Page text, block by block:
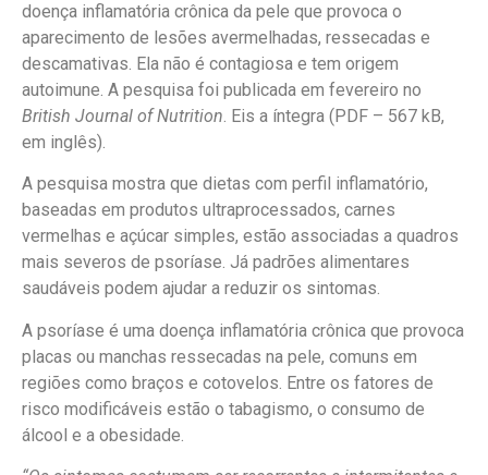
doença inflamatória crônica da pele que provoca o
aparecimento de lesões avermelhadas, ressecadas e
descamativas. Ela não é contagiosa e tem origem
autoimune. A pesquisa foi publicada em fevereiro no
British Journal of Nutrition . Eis a íntegra (PDF – 567 kB,
em inglês).
A pesquisa mostra que dietas com perfil inflamatório,
baseadas em produtos ultraprocessados, carnes
vermelhas e açúcar simples, estão associadas a quadros
mais severos de psoríase. Já padrões alimentares
saudáveis podem ajudar a reduzir os sintomas.
A psoríase é uma doença inflamatória crônica que provoca
placas ou manchas ressecadas na pele, comuns em
regiões como braços e cotovelos. Entre os fatores de
risco modificáveis estão o tabagismo, o consumo de
álcool e a obesidade.